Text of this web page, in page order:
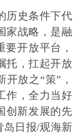
历史条件下代
家战略，是融
要开放平台，
托，扛起开放
放之“策”，
作，全力当好
创新发展的先
岛日报/观海新